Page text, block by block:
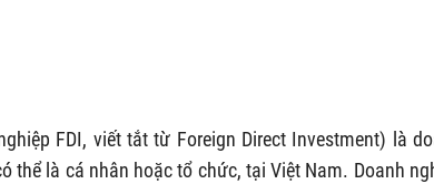
FDI, viết tắt từ Foreign Direct Investment) là
là cá nhân hoặc tổ chức, tại Việt Nam. Doanh